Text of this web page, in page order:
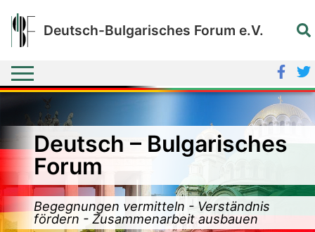
Deutsch-Bulgarisches Forum e.V.
Deutsch – Bulgarisches
Forum
Begegnungen vermitteln - Verständnis
fördern - Zusammenarbeit ausbauen